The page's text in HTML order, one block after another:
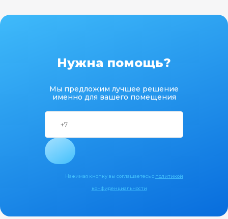
Нужна помощь?
Мы предложим лучшее решение
именно для вашего помещения
Нажимая кнопку вы соглашаетесь с политикой
конфиденциальности